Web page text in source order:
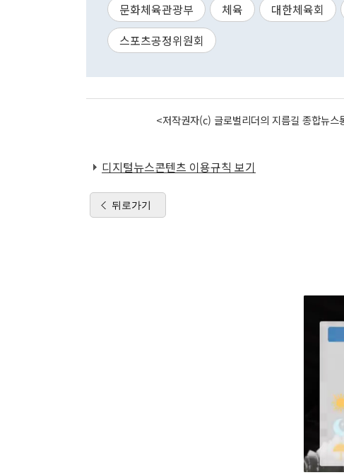
문화체육관광부 체육 대한체육회
스포츠공정위원회
<저작권자(c) 글로벌리더의 지름길 종합뉴
디지털뉴스콘텐츠 이용규칙 보기
뒤로가기